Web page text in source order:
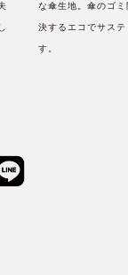
な傘生地。傘のゴ
決するエコでサス
す。